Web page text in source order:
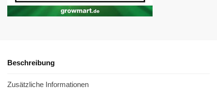
Beschreibung
Zusätzliche Informationen